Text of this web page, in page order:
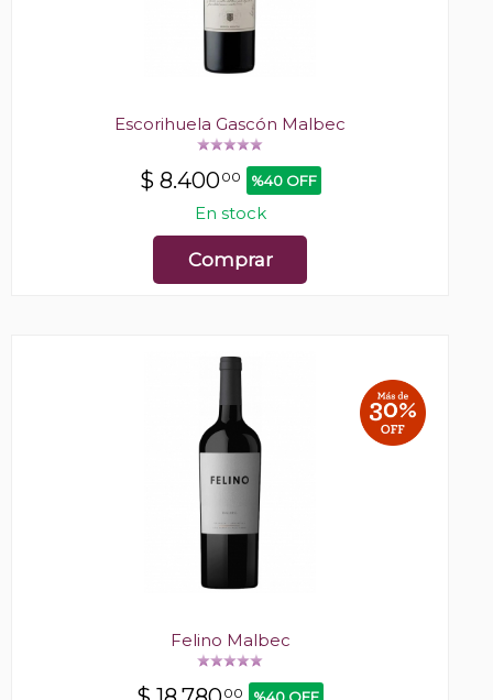
Escorihuela Gascón Malbec
$ 8.40000 %40 OFF
En stock
Comprar
Felino Malbec
00